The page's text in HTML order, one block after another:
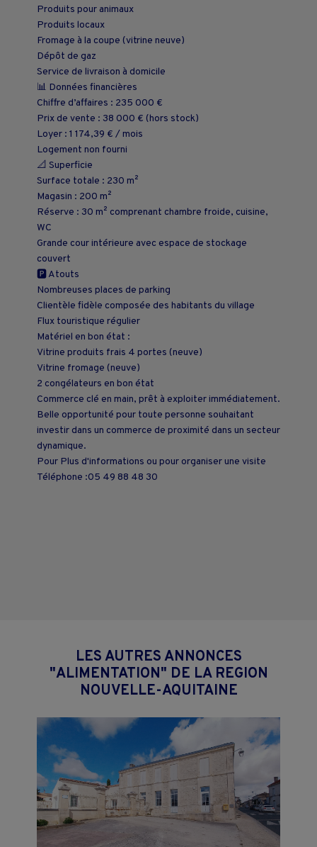
Produits pour animaux
Produits locaux
Fromage à la coupe (vitrine neuve)
Dépôt de gaz
Service de livraison à domicile
📊 Données financières
Chiffre d’affaires : 235 000 €
Prix de vente : 38 000 € (hors stock)
Loyer : 1 174,39 € / mois
Logement non fourni
📐 Superficie
Surface totale : 230 m²
Magasin : 200 m²
Réserve : 30 m² comprenant chambre froide, cuisine,
WC
Grande cour intérieure avec espace de stockage
couvert
🅿️ Atouts
Nombreuses places de parking
Clientèle fidèle composée des habitants du village
Flux touristique régulier
Matériel en bon état :
Vitrine produits frais 4 portes (neuve)
Vitrine fromage (neuve)
2 congélateurs en bon état
Commerce clé en main, prêt à exploiter immédiatement.
Belle opportunité pour toute personne souhaitant
investir dans un commerce de proximité dans un secteur
dynamique.
Pour Plus d'informations ou pour organiser une visite
Téléphone :05 49 88 48 30
LES AUTRES ANNONCES
"ALIMENTATION" DE LA REGION
NOUVELLE-AQUITAINE